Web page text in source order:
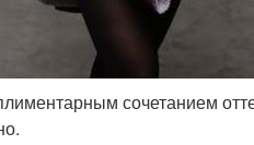
сочетанием